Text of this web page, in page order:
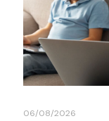
06/08/2026